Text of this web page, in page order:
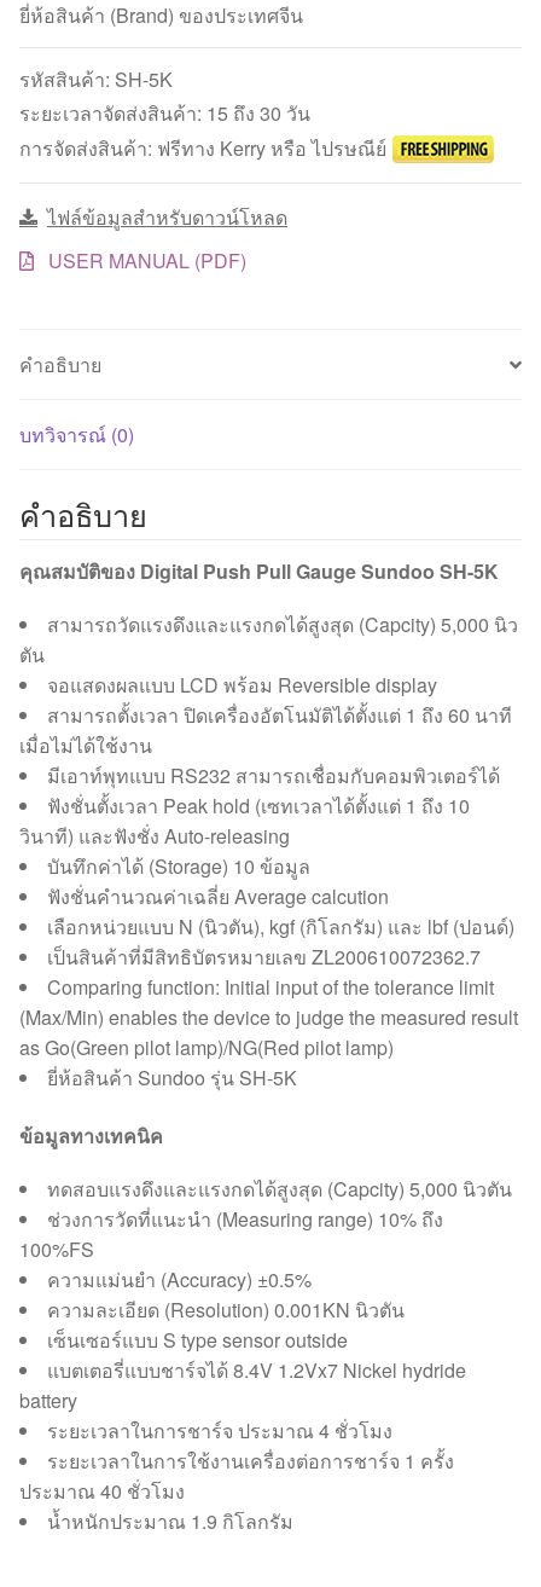
ยี่ห้อสินค้า (Brand) ของประเทศจีน
รหัสสินค้า: SH-5K
ระยะเวลาจัดส่งสินค้า: 15 ถึง 30 วัน
การจัดส่งสินค้า: ฟรีทาง Kerry หรือ ไปรษณีย์
ไฟล์ข้อมูลสำหรับดาวน์โหลด
USER MANUAL (PDF)
คำอธิบาย
บทวิจารณ์ (0)
คำอธิบาย
คุณสมบัติของ Digital Push Pull Gauge Sundoo SH-5K
สามารถวัดแรงดึงและแรงกดได้สูงสุด (Capcity) 5,000 นิว
ตัน
จอแสดงผลแบบ LCD พร้อม Reversible display
สามารถตั้งเวลา ปิดเครื่องอัตโนมัติได้ตั้งแต่ 1 ถึง 60 นาที
เมื่อไม่ได้ใช้งาน
มีเอาท์พุทแบบ RS232 สามารถเชื่อมกับคอมพิวเตอร์ได้
ฟังชั่นตั้งเวลา Peak hold (เซทเวลาได้ตั้งแต่ 1 ถึง 10
วินาที) และฟังชั่ง Auto-releasing
บันทึกค่าได้ (Storage) 10 ข้อมูล
ฟังชั่นคำนวณค่าเฉลี่ย Average calcution
เลือกหน่วยแบบ N (นิวตัน), kgf (กิโลกรัม) และ lbf (ปอนด์)
เป็นสินค้าที่มีสิทธิบัตรหมายเลข ZL200610072362.7
Comparing function: Initial input of the tolerance limit
(Max/Min) enables the device to judge the measured result
as Go(Green pilot lamp)/NG(Red pilot lamp)
ยี่ห้อสินค้า Sundoo รุ่น SH-5K
ข้อมูลทางเทคนิค
ทดสอบแรงดึงและแรงกดได้สูงสุด (Capcity) 5,000 นิวตัน
ช่วงการวัดที่แนะนำ (Measuring range) 10% ถึง
100%FS
ความแม่นยำ (Accuracy) ±0.5%
ความละเอียด (Resolution) 0.001KN นิวตัน
เซ็นเซอร์แบบ S type sensor outside
แบตเตอรี่แบบชาร์จได้ 8.4V 1.2Vx7 Nickel hydride
battery
ระยะเวลาในการชาร์จ ประมาณ 4 ชั่วโมง
ระยะเวลาในการใช้งานเครื่องต่อการชาร์จ 1 ครั้ง
ประมาณ 40 ชั่วโมง
น้ำหนักประมาณ 1.9 กิโลกรัม